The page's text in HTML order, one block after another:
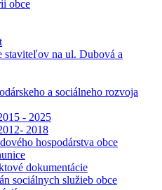
obce
staviteľov na ul. Dubová a
a sociálneho rozvoja
- 2025
2018
hospodárstva obce
dokumentácie
sociálnych služieb obce